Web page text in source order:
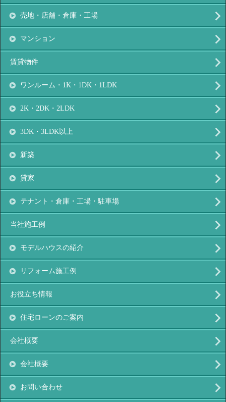
売地・店舗・倉庫・工場
マンション
賃貸物件
ワンルーム・1K・1DK・1LDK
2K・2DK・2LDK
3DK・3LDK以上
新築
貸家
テナント・倉庫・工場・駐車場
当社施工例
モデルハウスの紹介
リフォーム施工例
お役立ち情報
住宅ローンのご案内
会社概要
会社概要
お問い合わせ